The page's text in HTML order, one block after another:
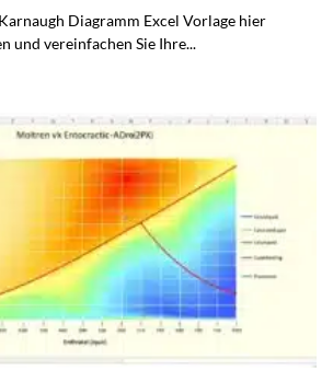
Diagramm Excel Vorlage hier
und vereinfachen Sie Ihre...